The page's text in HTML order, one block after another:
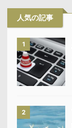
人気の記事
1
2